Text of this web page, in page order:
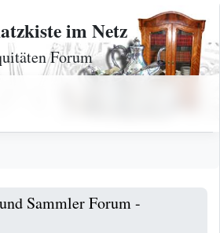
im Netz
Forum
Sammler Forum -